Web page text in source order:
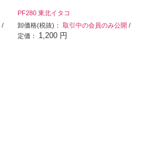
/
PF280 東北イタコ
卸価格(税抜)：取引中の会員のみ公開 /
定価： 1,200 円